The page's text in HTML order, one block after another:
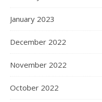
January 2023
December 2022
November 2022
October 2022